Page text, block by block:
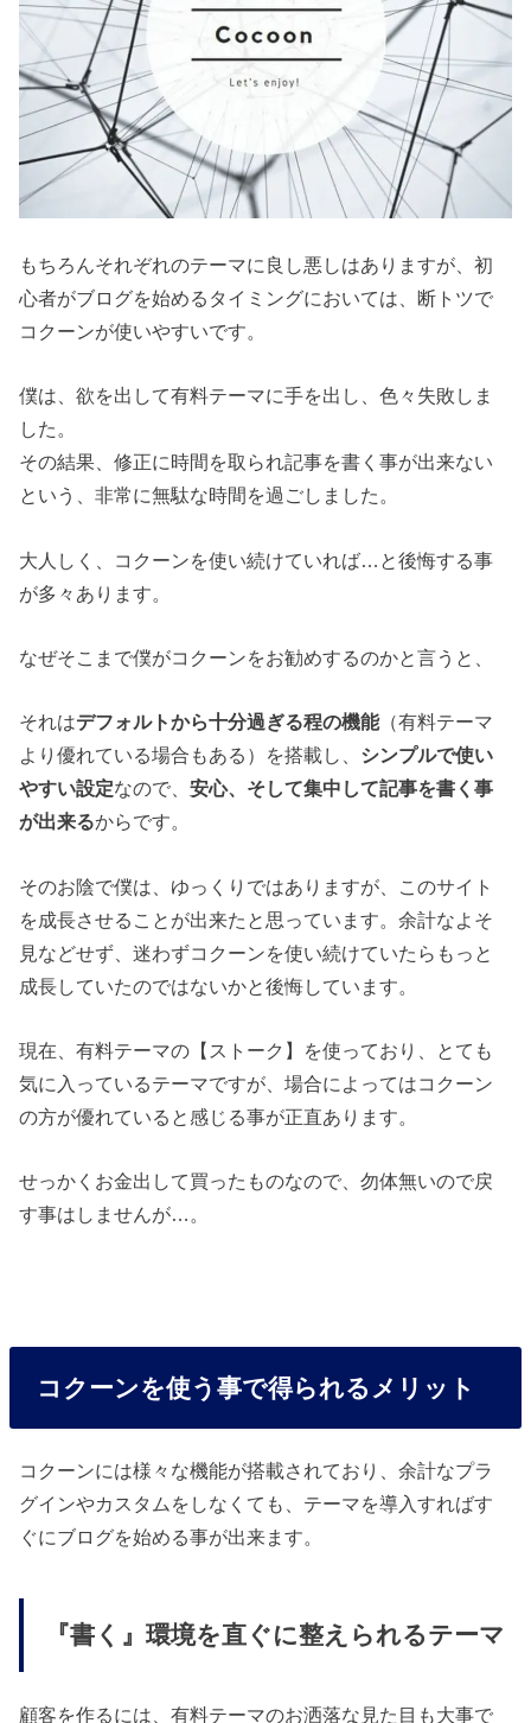
もちろんそれぞれのテーマに良し悪しはありますが、初
心者がブログを始めるタイミングにおいては、断トツで
コクーンが使いやすいです。
僕は、欲を出して有料テーマに手を出し、色々失敗しま
した。
その結果、修正に時間を取られ記事を書く事が出来ない
という、非常に無駄な時間を過ごしました。
大人しく、コクーンを使い続けていれば…と後悔する事
が多々あります。
なぜそこまで僕がコクーンをお勧めするのかと言うと、
それはデフォルトから十分過ぎる程の機能（有料テーマ
より優れている場合もある）を搭載し、 シンプルで使い
やすい設定なので、安心、そして集中して記事を書く事
が出来るからです。
そのお陰で僕は、ゆっくりではありますが、このサイト
を成長させることが出来たと思っています。余計なよそ
見などせず、迷わずコクーンを使い続けていたらもっと
成長していたのではないかと後悔しています。
現在、有料テーマの【ストーク】を使っており、とても
気に入っているテーマですが、場合によってはコクーン
の方が優れていると感じる事が正直あります。
せっかくお金出して買ったものなので、勿体無いので戻
す事はしませんが…。
コクーンを使う事で得られるメリット
コクーンには様々な機能が搭載されており、余計なプラ
グインやカスタムをしなくても、テーマを導入すればす
ぐにブログを始める事が出来ます。
『書く』環境を直ぐに整えられるテーマ
顧客を作るには、有料テーマのお洒落な見た目も大事で